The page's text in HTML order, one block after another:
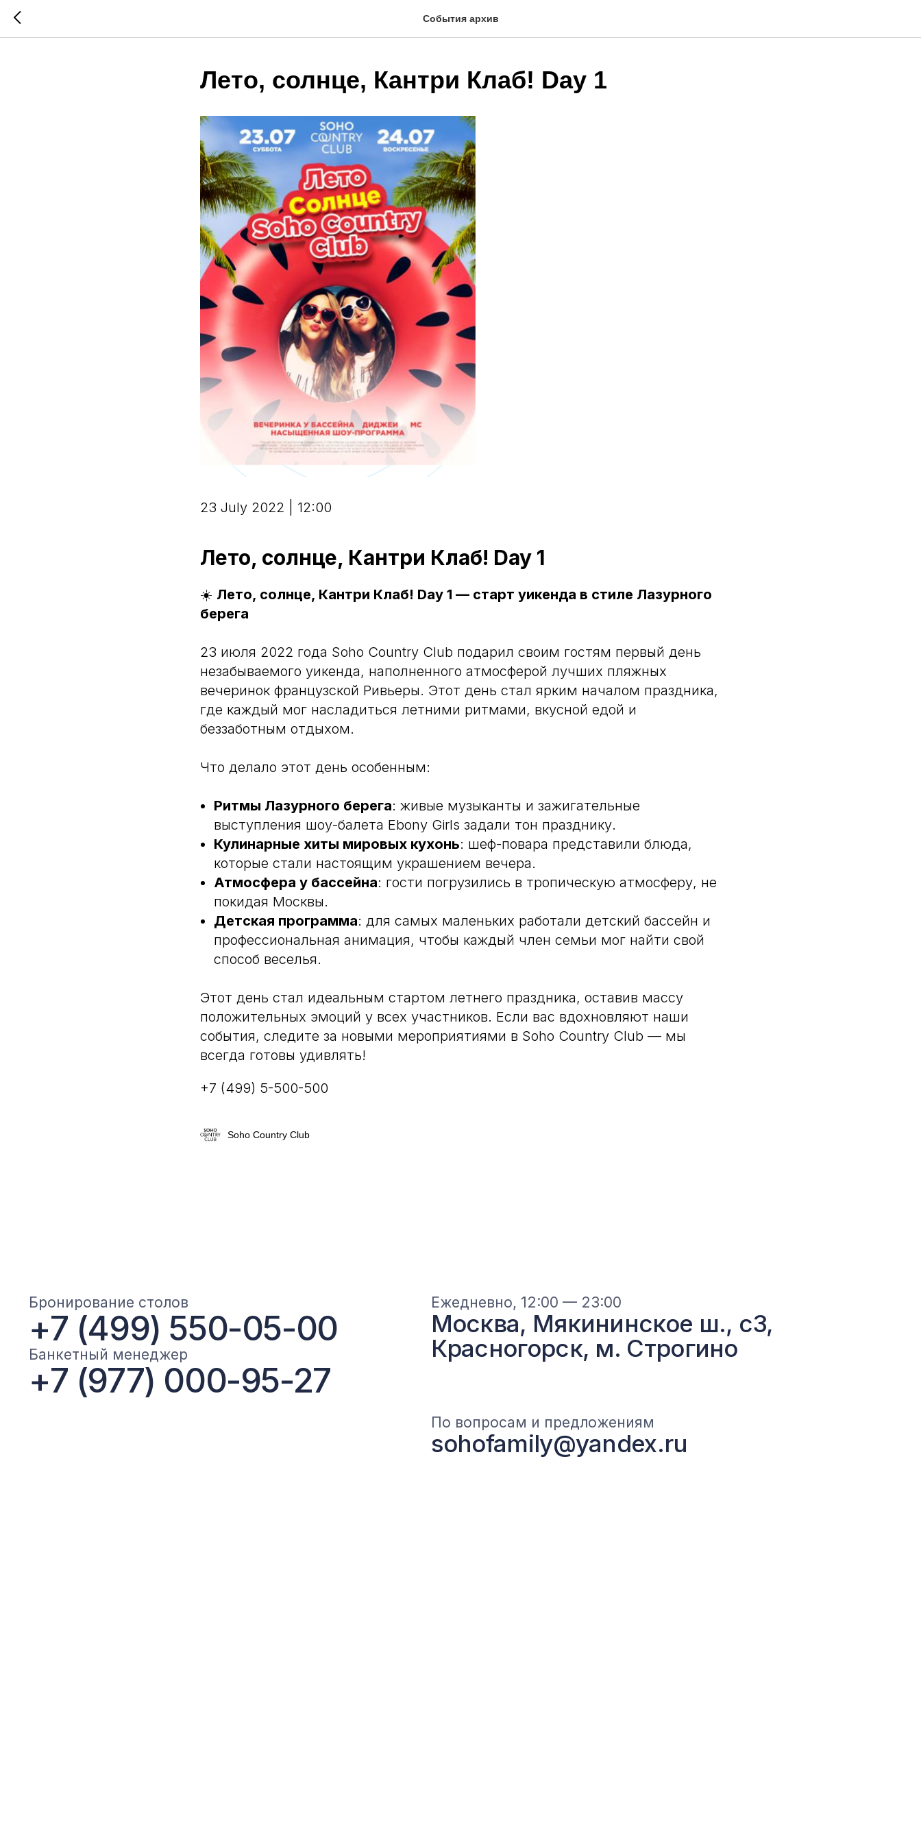
События архив
Лето, солнце, Кантри Клаб! Day 1
23 July 2022 | 12:00
Лето, солнце, Кантри Клаб! Day 1
☀️ Лето, солнце, Кантри Клаб! Day 1 — старт уикенда в стиле Лазурного
берега
23 июля 2022 года Soho Country Club подарил своим гостям первый день
незабываемого уикенда, наполненного атмосферой лучших пляжных
вечеринок французской Ривьеры. Этот день стал ярким началом праздника,
где каждый мог насладиться летними ритмами, вкусной едой и
беззаботным отдыхом.
Что делало этот день особенным:
Ритмы Лазурного берега: живые музыканты и зажигательные
выступления шоу-балета Ebony Girls задали тон празднику.
Кулинарные хиты мировых кухонь: шеф-повара представили блюда,
которые стали настоящим украшением вечера.
Атмосфера у бассейна: гости погрузились в тропическую атмосферу, не
покидая Москвы.
Детская программа: для самых маленьких работали детский бассейн и
профессиональная анимация, чтобы каждый член семьи мог найти свой
способ веселья.
Этот день стал идеальным стартом летнего праздника, оставив массу
положительных эмоций у всех участников. Если вас вдохновляют наши
события, следите за новыми мероприятиями в Soho Country Club — мы
всегда готовы удивлять!
+7 (499) 5-500-500
Soho Country Club
+7 (499) 550-05-00
+7 (977) 000-95-27
По вопросам и предложениям
sohofamily@yandex.ru
Ежедневно, 12:00 — 23:00
Москва, Мякининское ш., с3,
Красногорск, м. Строгино
Пользовательское соглашение Разработка сайта Fast-digital